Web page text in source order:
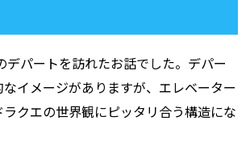
デパートを訪れたお話でした。デパー
なイメージがありますが、エレベーター
クエの世界観にピッタリ合う構造にな